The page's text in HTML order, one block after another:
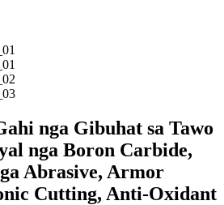
nga Gibuhat sa Tawo
nga Boron Carbide,
Abrasive, Armor
Cutting, Anti-Oxidant